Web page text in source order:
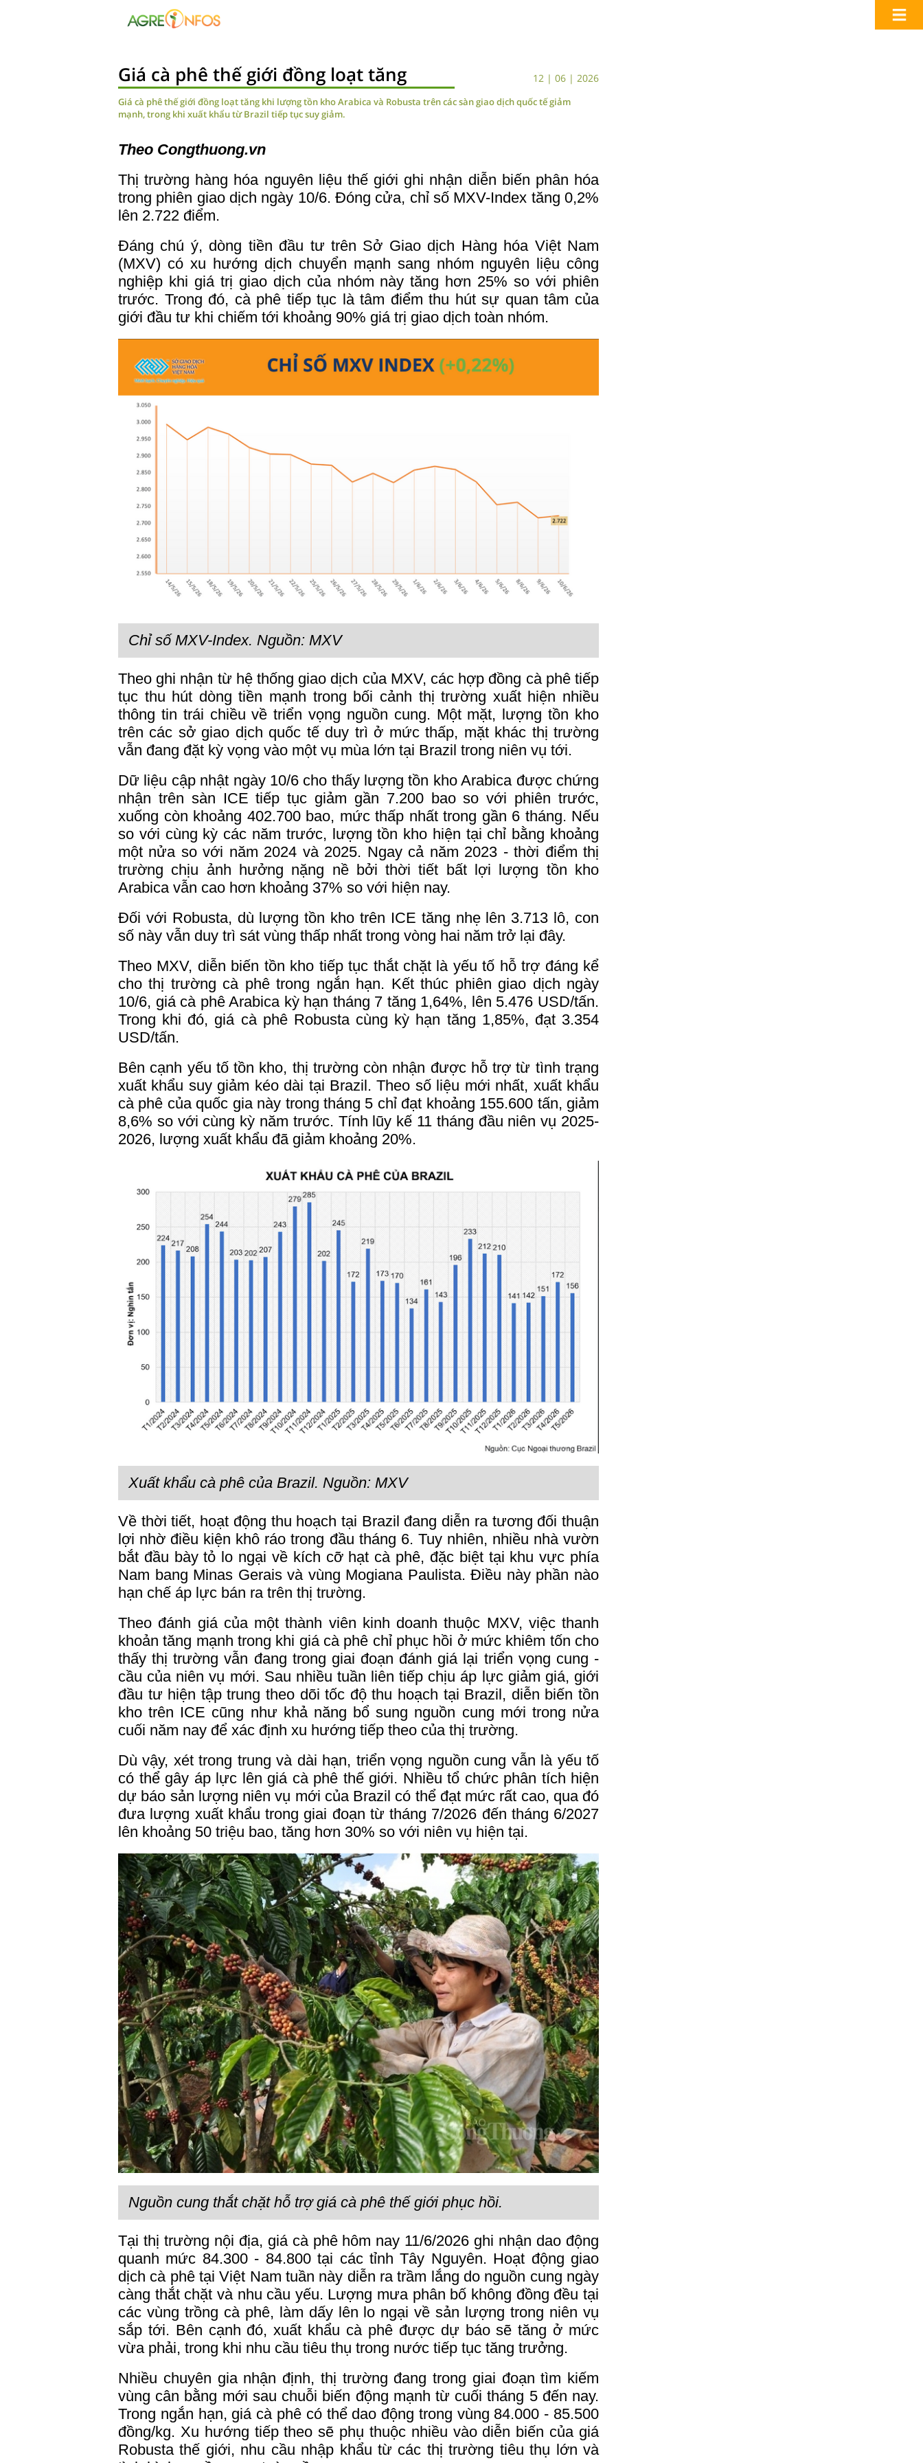
Giá cà phê thế giới đồng loạt tăng 12 | 06 | 2026
Giá cà phê thế giới đồng loạt tăng khi lượng tồn kho Arabica và Robusta trên các sàn giao dịch quốc tế giảm
mạnh, trong khi xuất khẩu từ Brazil tiếp tục suy giảm.
Theo Congthuong.vn
Thị trường hàng hóa nguyên liệu thế giới ghi nhận diễn biến phân hóa
trong phiên giao dịch ngày 10/6. Đóng cửa, chỉ số MXV-Index tăng 0,2%
lên 2.722 điểm.
Đáng chú ý, dòng tiền đầu tư trên Sở Giao dịch Hàng hóa Việt Nam
(MXV) có xu hướng dịch chuyển mạnh sang nhóm nguyên liệu công
nghiệp khi giá trị giao dịch của nhóm này tăng hơn 25% so với phiên
trước. Trong đó, cà phê tiếp tục là tâm điểm thu hút sự quan tâm của
giới đầu tư khi chiếm tới khoảng 90% giá trị giao dịch toàn nhóm.
Chỉ số MXV-Index. Nguồn: MXV
Theo ghi nhận từ hệ thống giao dịch của MXV, các hợp đồng cà phê tiếp
tục thu hút dòng tiền mạnh trong bối cảnh thị trường xuất hiện nhiều
thông tin trái chiều về triển vọng nguồn cung. Một mặt, lượng tồn kho
trên các sở giao dịch quốc tế duy trì ở mức thấp, mặt khác thị trường
vẫn đang đặt kỳ vọng vào một vụ mùa lớn tại Brazil trong niên vụ tới.
Dữ liệu cập nhật ngày 10/6 cho thấy lượng tồn kho Arabica được chứng
nhận trên sàn ICE tiếp tục giảm gần 7.200 bao so với phiên trước,
xuống còn khoảng 402.700 bao, mức thấp nhất trong gần 6 tháng. Nếu
so với cùng kỳ các năm trước, lượng tồn kho hiện tại chỉ bằng khoảng
một nửa so với năm 2024 và 2025. Ngay cả năm 2023 - thời điểm thị
trường chịu ảnh hưởng nặng nề bởi thời tiết bất lợi lượng tồn kho
Arabica vẫn cao hơn khoảng 37% so với hiện nay.
Đối với Robusta, dù lượng tồn kho trên ICE tăng nhẹ lên 3.713 lô, con
số này vẫn duy trì sát vùng thấp nhất trong vòng hai năm trở lại đây.
Theo MXV, diễn biến tồn kho tiếp tục thắt chặt là yếu tố hỗ trợ đáng kể
cho thị trường cà phê trong ngắn hạn. Kết thúc phiên giao dịch ngày
10/6, giá cà phê Arabica kỳ hạn tháng 7 tăng 1,64%, lên 5.476 USD/tấn.
Trong khi đó, giá cà phê Robusta cùng kỳ hạn tăng 1,85%, đạt 3.354
USD/tấn.
Bên cạnh yếu tố tồn kho, thị trường còn nhận được hỗ trợ từ tình trạng
xuất khẩu suy giảm kéo dài tại Brazil. Theo số liệu mới nhất, xuất khẩu
cà phê của quốc gia này trong tháng 5 chỉ đạt khoảng 155.600 tấn, giảm
8,6% so với cùng kỳ năm trước. Tính lũy kế 11 tháng đầu niên vụ 2025-
2026, lượng xuất khẩu đã giảm khoảng 20%.
Xuất khẩu cà phê của Brazil. Nguồn: MXV
Về thời tiết, hoạt động thu hoạch tại Brazil đang diễn ra tương đối thuận
lợi nhờ điều kiện khô ráo trong đầu tháng 6. Tuy nhiên, nhiều nhà vườn
bắt đầu bày tỏ lo ngại về kích cỡ hạt cà phê, đặc biệt tại khu vực phía
Nam bang Minas Gerais và vùng Mogiana Paulista. Điều này phần nào
hạn chế áp lực bán ra trên thị trường.
Theo đánh giá của một thành viên kinh doanh thuộc MXV, việc thanh
khoản tăng mạnh trong khi giá cà phê chỉ phục hồi ở mức khiêm tốn cho
thấy thị trường vẫn đang trong giai đoạn đánh giá lại triển vọng cung -
cầu của niên vụ mới. Sau nhiều tuần liên tiếp chịu áp lực giảm giá, giới
đầu tư hiện tập trung theo dõi tốc độ thu hoạch tại Brazil, diễn biến tồn
kho trên ICE cũng như khả năng bổ sung nguồn cung mới trong nửa
cuối năm nay để xác định xu hướng tiếp theo của thị trường.
Dù vậy, xét trong trung và dài hạn, triển vọng nguồn cung vẫn là yếu tố
có thể gây áp lực lên giá cà phê thế giới. Nhiều tổ chức phân tích hiện
dự báo sản lượng niên vụ mới của Brazil có thể đạt mức rất cao, qua đó
đưa lượng xuất khẩu trong giai đoạn từ tháng 7/2026 đến tháng 6/2027
lên khoảng 50 triệu bao, tăng hơn 30% so với niên vụ hiện tại.
Nguồn cung thắt chặt hỗ trợ giá cà phê thế giới phục hồi.
Tại thị trường nội địa, giá cà phê hôm nay 11/6/2026 ghi nhận dao động
quanh mức 84.300 - 84.800 tại các tỉnh Tây Nguyên. Hoạt động giao
dịch cà phê tại Việt Nam tuần này diễn ra trầm lắng do nguồn cung ngày
càng thắt chặt và nhu cầu yếu. Lượng mưa phân bố không đồng đều tại
các vùng trồng cà phê, làm dấy lên lo ngại về sản lượng trong niên vụ
sắp tới. Bên cạnh đó, xuất khẩu cà phê được dự báo sẽ tăng ở mức
vừa phải, trong khi nhu cầu tiêu thụ trong nước tiếp tục tăng trưởng.
Nhiều chuyên gia nhận định, thị trường đang trong giai đoạn tìm kiếm
vùng cân bằng mới sau chuỗi biến động mạnh từ cuối tháng 5 đến nay.
Trong ngắn hạn, giá cà phê có thể dao động trong vùng 84.000 - 85.500
đồng/kg. Xu hướng tiếp theo sẽ phụ thuộc nhiều vào diễn biến của giá
Robusta thế giới, nhu cầu nhập khẩu từ các thị trường tiêu thụ lớn và